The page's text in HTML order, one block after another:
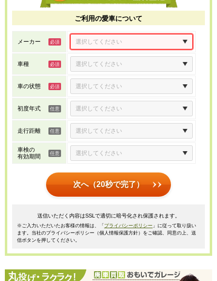
ご利用の愛車について
メーカー
車種
車の状態
初度年式
走行距離
車検の
有効期間
次へ（20秒で完了）
送信いただく内容はSSLで適切に暗号化され保護されます。
※ご入力いただいたお客様の情報は、「プライバシーポリシー 」に従って取り扱い
ます。当社のプライバシーポリシー（個人情報保護方針）をご確認、同意の上、送
信ボタンを押してください。